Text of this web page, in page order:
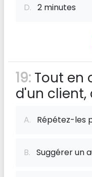
D. 2 minutes
19: Tout en
d'un client,
A. Répétez-les
B. Suggérer un